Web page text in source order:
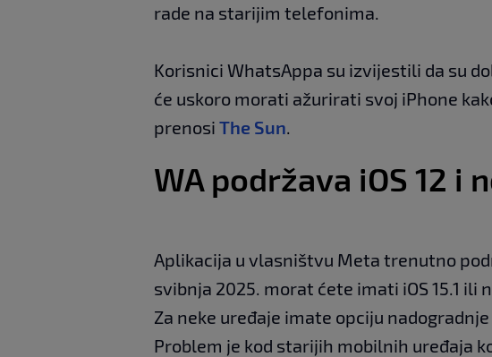
rade na starijim telefonima.
Korisnici WhatsAppa su izvijestili da su
će uskoro morati ažurirati svoj iPhone
prenosi The Sun
WA podržava iOS 12 i
Aplikacija u vlasništvu Meta trenutno
svibnja 2025. morat ćete imati iOS 15.1
Za neke uređaje imate opciju nadogradnje
Problem je kod starijih mobilnih uređaja